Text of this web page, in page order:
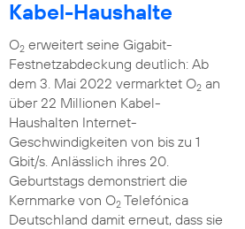
Kabel-Haushalte
O2erweitert seine Gigabit-
Festnetzabdeckung deutlich: Ab
dem 3. Mai 2022 vermarktet O2an
über 22 Millionen Kabel-
Haushalten Internet-
Geschwindigkeiten von bis zu 1
Gbit/s. Anlässlich ihres 20.
Geburtstags demonstriert die
Kernmarke von O2Telefónica
Deutschland damit erneut, dass sie